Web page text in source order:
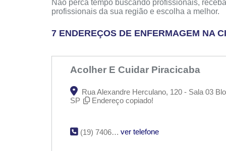
Não perca tempo buscando profissionais,
profissionais da sua região e escolha a melhor.
7 ENDEREÇOS DE ENFERMAGEM NA
Acolher E Cuidar Piracicaba
Rua Alexandre Herculano, 120 - Sala 03
SP
Endereço copiado!
(19) 7406-6722 ver telefone